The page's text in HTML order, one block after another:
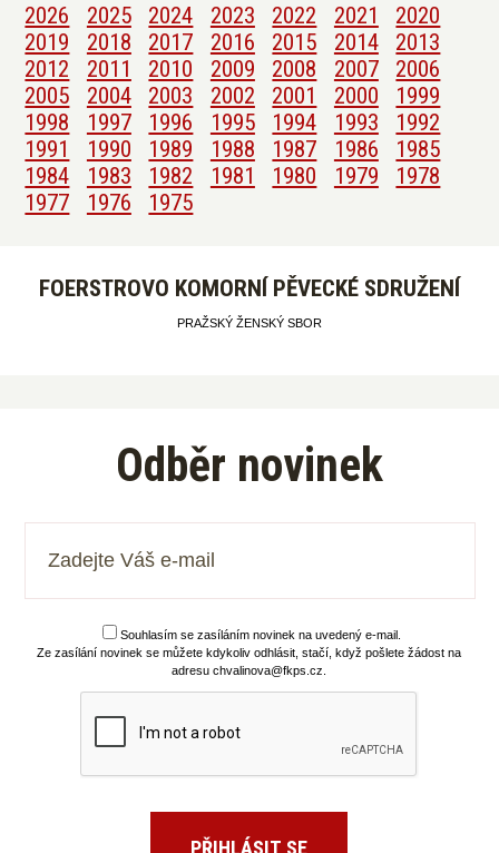
2026 2025 2024 2023 2022 2021
2020
2019
2018 2017 2016 2015 2014
2013
2012
2011 2010 2009 2008 2007
2006
2005
2004 2003 2002 2001 2000
1999
1998
1997 1996 1995 1994 1993
1992
1991
1990 1989 1988 1987 1986
1985
1984
1983 1982 1981 1980 1979
1978
1977
1976 1975
FOERSTROVO KOMORNÍ PĚVECKÉ SDRUŽENÍ
PRAŽSKÝ ŽENSKÝ SBOR
Odběr novinek
Souhlasím se zasíláním novinek na uvedený e-mail.
Ze zasílání novinek se můžete kdykoliv odhlásit, stačí, když pošlete žádost na
adresu chvalinova@fkps.cz.